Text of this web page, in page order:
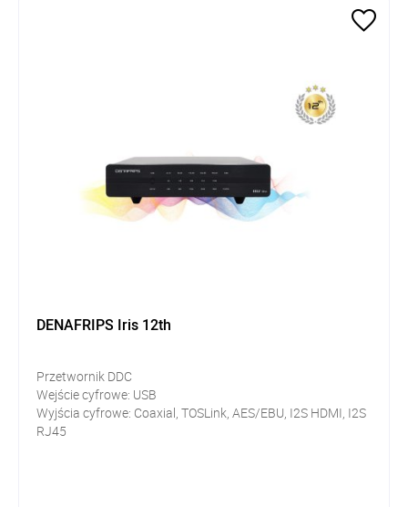
DENAFRIPS Iris 12th
Przetwornik DDC
Wejście cyfrowe: USB
Wyjścia cyfrowe: Coaxial, TOSLink, AES/EBU, I2S HDMI, I2S
RJ45